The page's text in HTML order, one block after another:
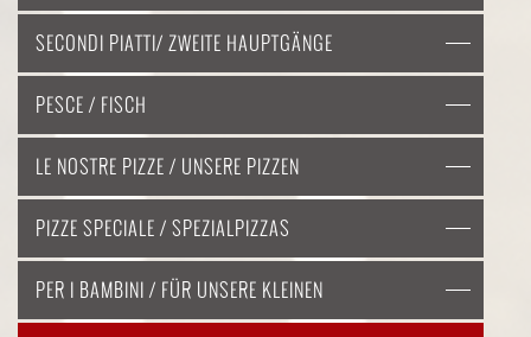
SECONDI PIATTI/ ZWEITE HAUPTGÄNGE
PESCE / FISCH
LE NOSTRE PIZZE / UNSERE PIZZEN
PIZZE SPECIALE / SPEZIALPIZZAS
PER I BAMBINI / FÜR UNSERE KLEINEN